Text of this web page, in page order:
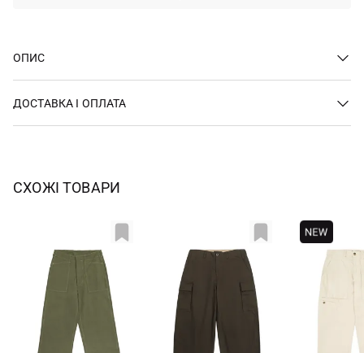
ОПИС
ДОСТАВКА І ОПЛАТА
СХОЖІ ТОВАРИ